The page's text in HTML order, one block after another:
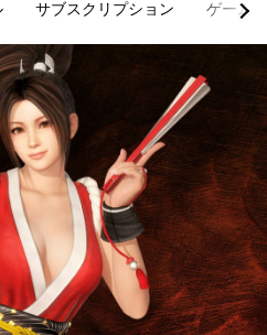
サブスクリプション ゲーム